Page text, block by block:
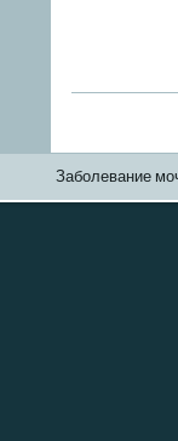
Заболевание